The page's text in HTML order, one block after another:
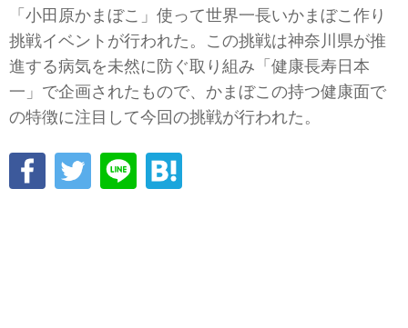
「小田原かまぼこ」使って世界一長いかまぼこ作り
挑戦イベントが行われた。この挑戦は神奈川県が推
進する病気を未然に防ぐ取り組み「健康長寿日本
一」で企画されたもので、かまぼこの持つ健康面で
の特徴に注目して今回の挑戦が行われた。